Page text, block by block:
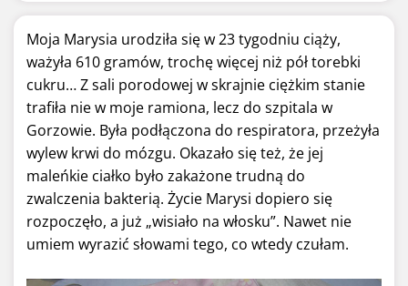
Moja Marysia urodziła się w 23 tygodniu ciąży,
ważyła 610 gramów, trochę więcej niż pół torebki
cukru… Z sali porodowej w skrajnie ciężkim stanie
trafiła nie w moje ramiona, lecz do szpitala w
Gorzowie. Była podłączona do respiratora, przeżyła
wylew krwi do mózgu. Okazało się też, że jej
maleńkie ciałko było zakażone trudną do
zwalczenia bakterią. Życie Marysi dopiero się
rozpoczęło, a już „wisiało na włosku”. Nawet nie
umiem wyrazić słowami tego, co wtedy czułam.